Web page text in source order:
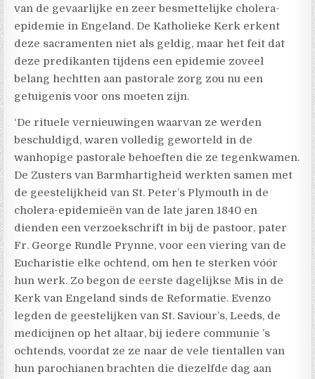
van de gevaarlijke en zeer besmettelijke cholera-
epidemie in Engeland. De Katholieke Kerk erkent
deze sacramenten niet als geldig, maar het feit dat
deze predikanten tijdens een epidemie zoveel
belang hechtten aan pastorale zorg zou nu een
getuigenis voor ons moeten zijn.
‘De rituele vernieuwingen waarvan ze werden
beschuldigd, waren volledig geworteld in de
wanhopige pastorale behoeften die ze tegenkwamen.
De Zusters van Barmhartigheid werkten samen met
de geestelijkheid van St. Peter’s Plymouth in de
cholera-epidemieën van de late jaren 1840 en
dienden een verzoekschrift in bij de pastoor, pater
Fr. George Rundle Prynne, voor een viering van de
Eucharistie elke ochtend, om hen te sterken vóór
hun werk. Zo begon de eerste dagelijkse Mis in de
Kerk van Engeland sinds de Reformatie. Evenzo
legden de geestelijken van St. Saviour’s, Leeds, de
medicijnen op het altaar, bij iedere communie ’s
ochtends, voordat ze ze naar de vele tientallen van
hun parochianen brachten die diezelfde dag aan